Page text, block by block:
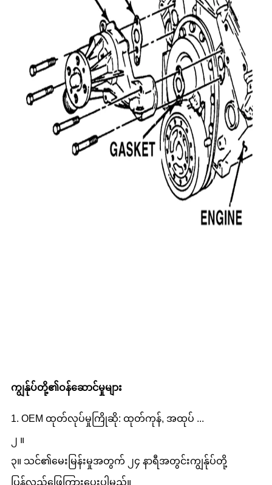
ကျွန်ုပ်တို့၏ဝန်ဆောင်မှုများ
1. OEM ထုတ်လုပ်မှုကြိုဆို: ထုတ်ကုန်, အထုပ် ...
၂ ။
၃။ သင်၏မေးမြန်းမှုအတွက် ၂၄ နာရီအတွင်းကျွန်ုပ်တို့
ပြန်လည်ဖြေကြားပေးပါမည်။